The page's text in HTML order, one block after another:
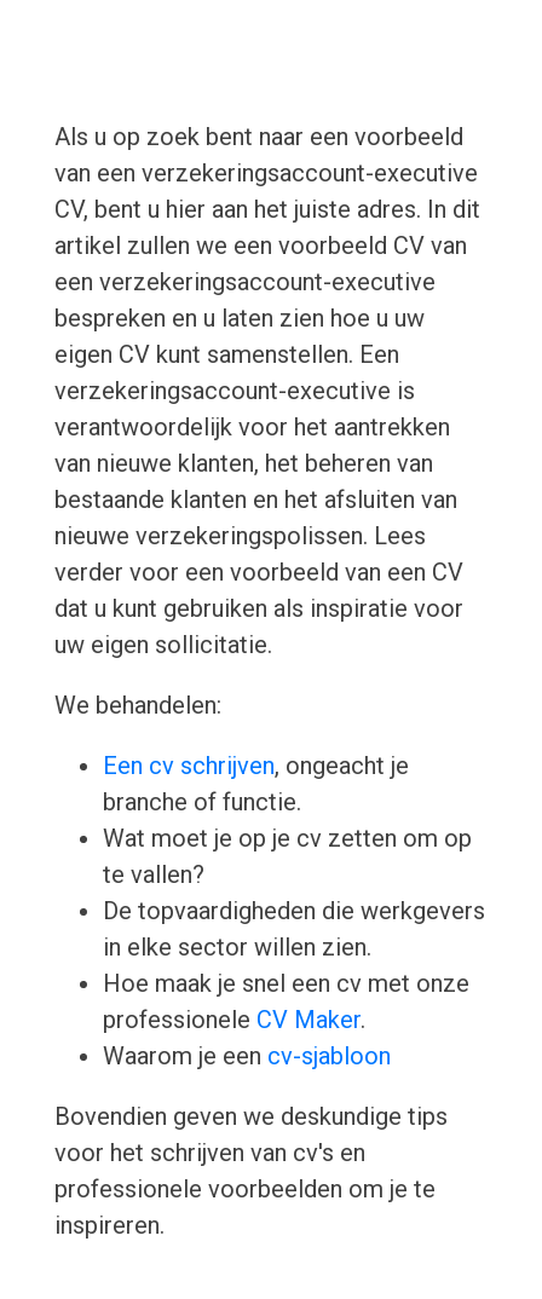
Als u op zoek bent naar een voorbeeld
van een verzekeringsaccount-executive
CV, bent u hier aan het juiste adres. In dit
artikel zullen we een voorbeeld CV van
een verzekeringsaccount-executive
bespreken en u laten zien hoe u uw
eigen CV kunt samenstellen. Een
verzekeringsaccount-executive is
verantwoordelijk voor het aantrekken
van nieuwe klanten, het beheren van
bestaande klanten en het afsluiten van
nieuwe verzekeringspolissen. Lees
verder voor een voorbeeld van een CV
dat u kunt gebruiken als inspiratie voor
uw eigen sollicitatie.
We behandelen:
Een cv schrijven, ongeacht je
branche of functie.
Wat moet je op je cv zetten om op
te vallen?
De topvaardigheden die werkgevers
in elke sector willen zien.
Hoe maak je snel een cv met onze
professionele CV Maker.
Waarom je een cv-sjabloon
Bovendien geven we deskundige tips
voor het schrijven van cv's en
professionele voorbeelden om je te
inspireren.